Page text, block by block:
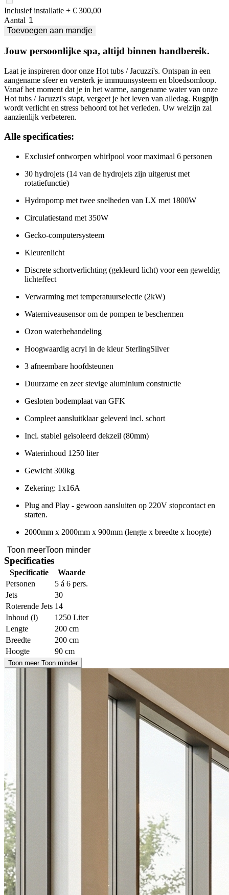
Inclusief installatie + € 300,00
Aantal
Toevoegen
aan mandje
Jouw persoonlijke spa, altijd binnen handbereik.
Laat je inspireren door onze Hot tubs / Jacuzzi's. Ontspan in een
aangename sfeer en versterk je immuunsysteem en bloedsomloop.
Vanaf het moment dat je in het warme, aangename water van onze
Hot tubs / Jacuzzi's stapt, vergeet je het leven van alledag. Rugpijn
wordt verlicht en stress behoord tot het verleden. Uw welzijn zal
aanzienlijk verbeteren.
Alle specificaties:
Exclusief ontworpen whirlpool voor maximaal 6 personen
30 hydrojets (14 van de hydrojets zijn uitgerust met
rotatiefunctie)
Hydropomp met twee snelheden van LX met 1800W
Circulatiestand met 350W
Gecko-computersysteem
Kleurenlicht
Discrete schortverlichting (gekleurd licht) voor een geweldig
lichteffect
Verwarming met temperatuurselectie (2kW)
Waterniveausensor om de pompen te beschermen
Ozon waterbehandeling
Hoogwaardig acryl in de kleur SterlingSilver
3 afneembare hoofdsteunen
Duurzame en zeer stevige aluminium constructie
Gesloten bodemplaat van GFK
Compleet aansluitklaar geleverd incl. schort
Incl. stabiel geïsoleerd dekzeil (80mm)
Waterinhoud 1250 liter
Gewicht 300kg
Zekering: 1x16A
Plug and Play - gewoon aansluiten op 220V stopcontact en
starten.
2000mm x 2000mm x 900mm (lengte x breedte x hoogte)
Toon meerToon minder
Specificaties
Specificatie
Waarde
Personen
5 á 6 pers.
Jets
30
Roterende Jets 14
Inhoud (l)
1250 Liter
Lengte
200 cm
Breedte
200 cm
Hoogte
90 cm
Toon meer Toon minder